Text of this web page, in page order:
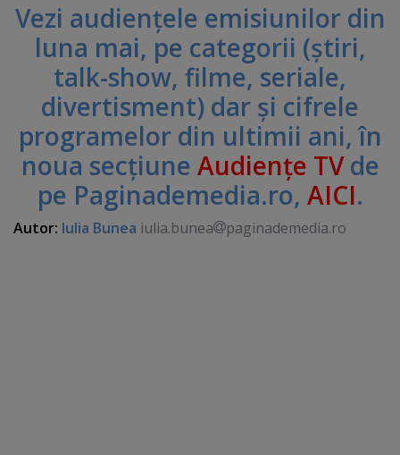
Vezi audienţele emisiunilor din
luna mai, pe categorii (ştiri,
talk-show, filme, seriale,
divertisment) dar şi cifrele
programelor din ultimii ani, în
noua secţiune Audienţe TVde
pe Paginademedia.ro, AICI.
Autor: Iulia Bunea iulia.bunea paginademedia.ro